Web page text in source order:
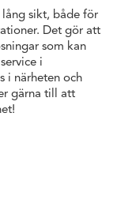
sikt, både för
Det gör att
som kan
i
i närheten och
gärna till att